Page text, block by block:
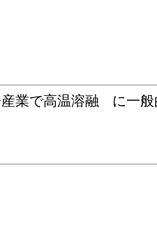
業で高温溶融 に一